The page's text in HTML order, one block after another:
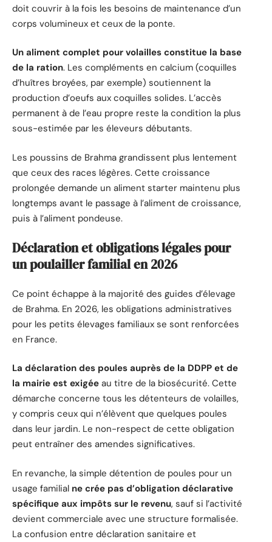
doit couvrir à la fois les besoins de maintenance d’un
corps volumineux et ceux de la ponte.
Un aliment complet pour volailles constitue la base
de la ration. Les compléments en calcium (coquilles
d’huîtres broyées, par exemple) soutiennent la
production d’oeufs aux coquilles solides. L’accès
permanent à de l’eau propre reste la condition la plus
sous-estimée par les éleveurs débutants.
Les poussins de Brahma grandissent plus lentement
que ceux des races légères. Cette croissance
prolongée demande un aliment starter maintenu plus
longtemps avant le passage à l’aliment de croissance,
puis à l’aliment pondeuse.
Déclaration et obligations légales pour
un poulailler familial en 2026
Ce point échappe à la majorité des guides d’élevage
de Brahma. En 2026, les obligations administratives
pour les petits élevages familiaux se sont renforcées
en France.
La déclaration des poules auprès de la DDPP et de
la mairie est exigée au titre de la biosécurité. Cette
démarche concerne tous les détenteurs de volailles,
y compris ceux qui n’élèvent que quelques poules
dans leur jardin. Le non-respect de cette obligation
peut entraîner des amendes significatives.
En revanche, la simple détention de poules pour un
usage familial ne crée pas d’obligation déclarative
spécifique aux impôts sur le revenu, sauf si l’activité
devient commerciale avec une structure formalisée.
La confusion entre déclaration sanitaire et